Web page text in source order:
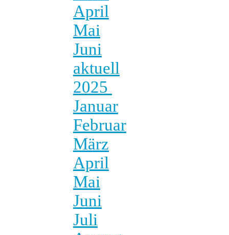
April
Mai
Juni
aktuell
2025
Januar
Februar
März
April
Mai
Juni
Juli